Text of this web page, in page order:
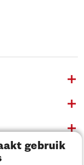
gebruik